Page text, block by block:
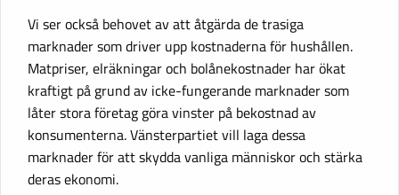
Vi ser också behovet av att åtgärda de trasiga
marknader som driver upp kostnaderna för hushållen.
Matpriser, elräkningar och bolånekostnader har ökat
kraftigt på grund av icke-fungerande marknader som
låter stora företag göra vinster på bekostnad av
konsumenterna. Vänsterpartiet vill laga dessa
marknader för att skydda vanliga människor och stärka
deras ekonomi.